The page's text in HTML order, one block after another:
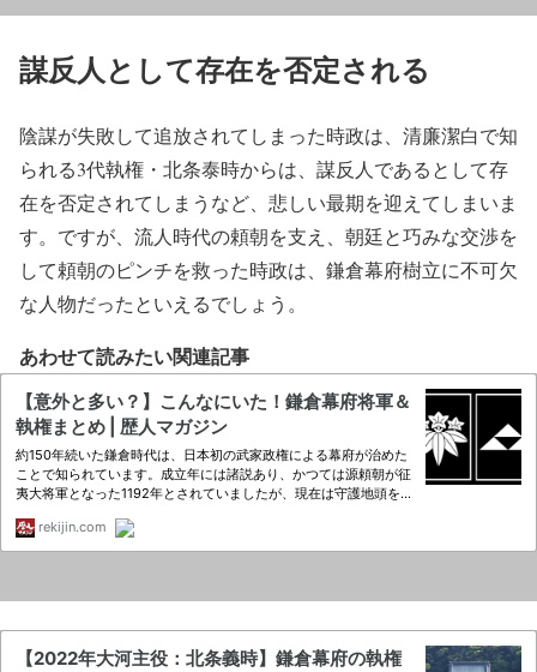
謀反人として存在を否定される
陰謀が失敗して追放されてしまった時政は、清廉潔白で知
られる3代執権・北条泰時からは、謀反人であるとして存
在を否定されてしまうなど、悲しい最期を迎えてしまいま
す。ですが、流人時代の頼朝を支え、朝廷と巧みな交渉を
して頼朝のピンチを救った時政は、鎌倉幕府樹立に不可欠
な人物だったといえるでしょう。
あわせて読みたい関連記事